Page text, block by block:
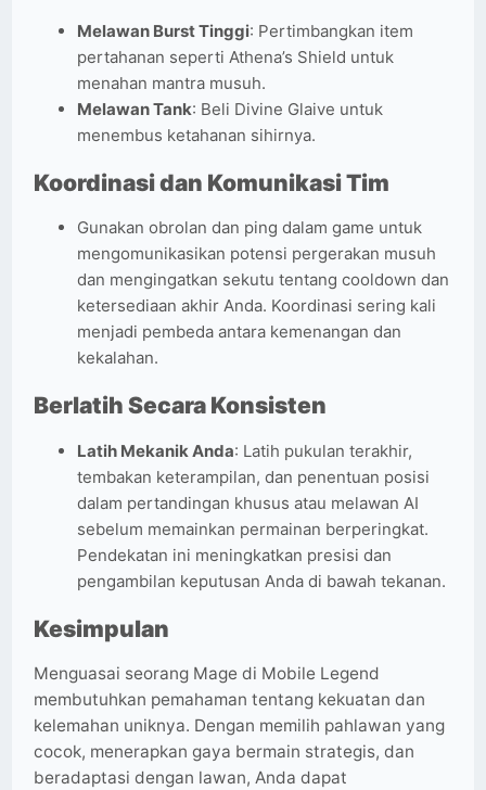
Melawan Burst Tinggi: Pertimbangkan item
pertahanan seperti Athena’s Shield untuk
menahan mantra musuh.
Melawan Tank: Beli Divine Glaive untuk
menembus ketahanan sihirnya.
Koordinasi dan Komunikasi Tim
Gunakan obrolan dan ping dalam game untuk
mengomunikasikan potensi pergerakan musuh
dan mengingatkan sekutu tentang cooldown dan
ketersediaan akhir Anda. Koordinasi sering kali
menjadi pembeda antara kemenangan dan
kekalahan.
Berlatih Secara Konsisten
Latih Mekanik Anda: Latih pukulan terakhir,
tembakan keterampilan, dan penentuan posisi
dalam pertandingan khusus atau melawan AI
sebelum memainkan permainan berperingkat.
Pendekatan ini meningkatkan presisi dan
pengambilan keputusan Anda di bawah tekanan.
Kesimpulan
Menguasai seorang Mage di Mobile Legend
membutuhkan pemahaman tentang kekuatan dan
kelemahan uniknya. Dengan memilih pahlawan yang
cocok, menerapkan gaya bermain strategis, dan
beradaptasi dengan lawan, Anda dapat